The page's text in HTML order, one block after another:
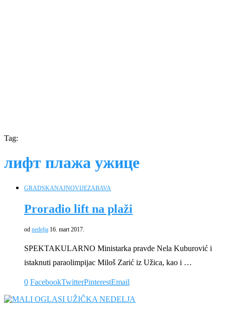
Tag:
лифт плажа ужице
GRADSKANAJNOVIJEZABAVA
Proradio lift na plaži
od nedelja 16. mart 2017.
SPEKTAKULARNO Ministarka pravde Nela Kuburović i
istaknuti paraolimpijac Miloš Zarić iz Užica, kao i …
0 FacebookTwitterPinterestEmail